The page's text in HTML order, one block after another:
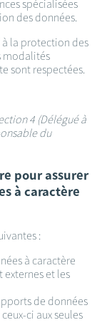
spécialisées
des données.
à la protection des
modalités
sont respectées.
4 (Délégué à
du
pour assurer
à caractère
:
à caractère
externes et les
de données
ci aux seules